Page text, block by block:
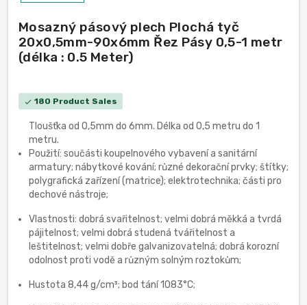
Mosazný pásový plech Plochá tyč
20x0,5mm-90x6mm Řez Pásy 0,5-1 metr
(délka : 0.5 Meter)
check 180 Product Sales
Tloušťka od 0,5mm do 6mm. Délka od 0,5 metru do 1
metru.
Použití: součásti koupelnového vybavení a sanitární
armatury; nábytkové kování; různé dekorační prvky; štítky;
polygrafická zařízení (matrice); elektrotechnika; části pro
dechové nástroje;
Vlastnosti: dobrá svařitelnost; velmi dobrá měkká a tvrdá
pájitelnost; velmi dobrá studená tvářitelnost a
leštitelnost; velmi dobře galvanizovatelná; dobrá korozní
odolnost proti vodě a různým solným roztokům;
Hustota 8,44 g/cm³; bod tání 1083°C;